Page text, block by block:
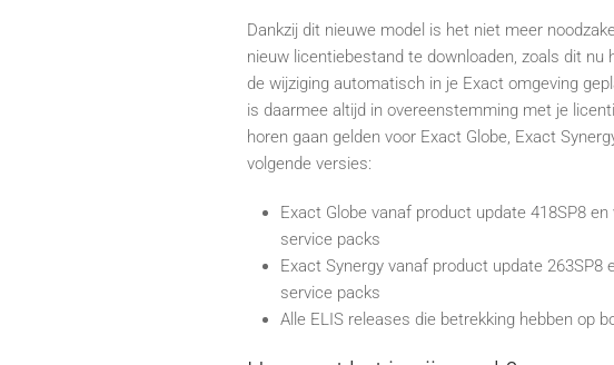
Dankzij dit nieuwe model is het niet meer
nieuw licentiebestand te downloaden, zoals dit
de wijziging automatisch in je Exact omgeving
is daarmee altijd in overeenstemming met je
horen gaan gelden voor Exact Globe, Exact
volgende versies:
Exact Globe vanaf product update 418SP8
service packs
Exact Synergy vanaf product update 263SP8
service packs
Alle ELIS releases die betrekking hebben op